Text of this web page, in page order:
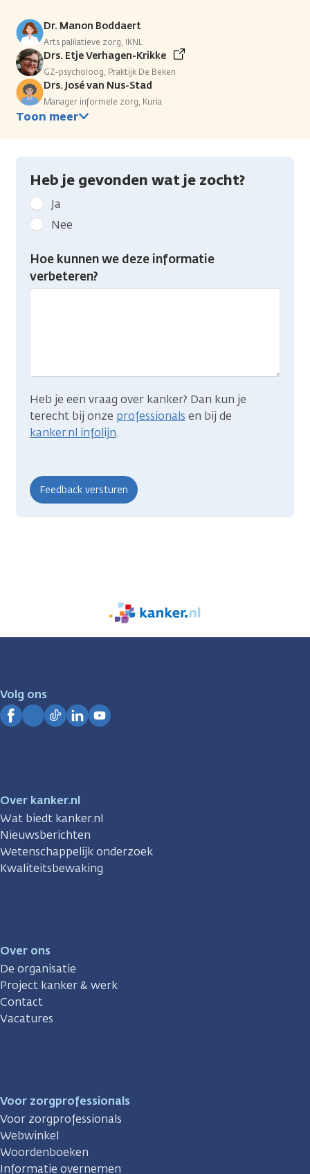
Dr. Manon Boddaert
Arts palliatieve zorg, IKNL
Drs. Etje Verhagen-Krikke
GZ-psycholoog, Praktijk De Beken
Drs. José van Nus-Stad
Manager informele zorg, Kuria
Toon meer
Heb je gevonden wat je zocht?
Geef
kanker.nl
feedback:
Heb
gevonden
Ja
Nee
Hoe kunnen we deze informatie
verbeteren?
Heb je een vraag over kanker? Dan kun je
terecht bij onze professionals en bij de
kanker.nl infolijn.
We
zijn
Volg ons
Over kanker.nl
Wat biedt kanker.nl
Nieuwsberichten
Wetenschappelijk onderzoek
Kwaliteitsbewaking
Over ons
De organisatie
Project kanker & werk
Contact
Vacatures
Voor zorgprofessionals
Voor zorgprofessionals
Webwinkel
Woordenboeken
Informatie overnemen